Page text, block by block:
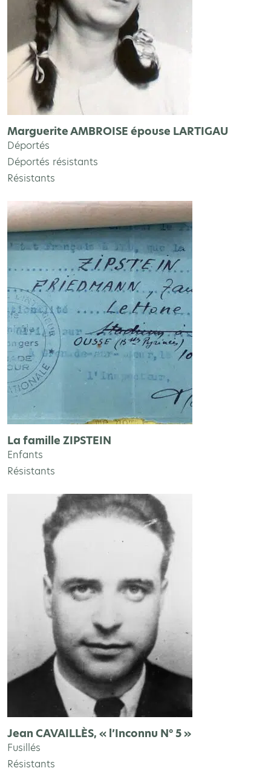
Marguerite AMBROISE épouse LARTIGAU
Déportés
Déportés résistants
Résistants
La famille ZIPSTEIN
Enfants
Résistants
Jean CAVAILLÈS, « l’Inconnu N° 5 »
Fusillés
Résistants